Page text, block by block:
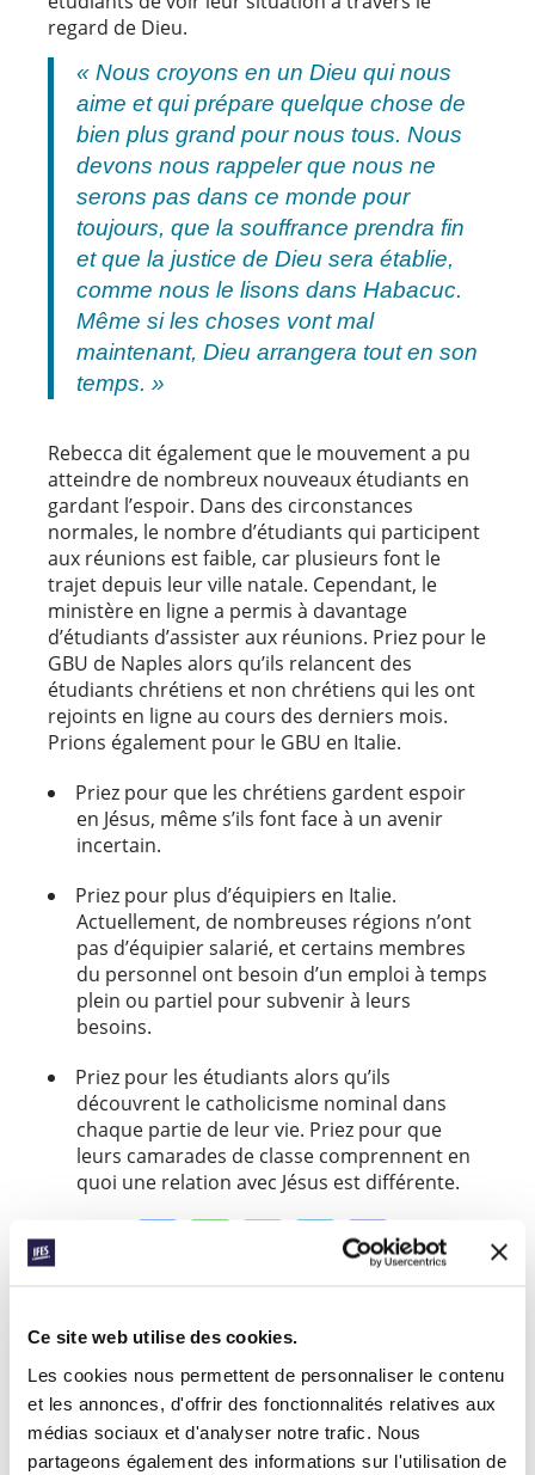
Ce site web utilise des cookies.
Les cookies nous permettent de personnaliser le contenu
et les annonces, d'offrir des fonctionnalités relatives aux
médias sociaux et d'analyser notre trafic. Nous
partageons également des informations sur l'utilisation de
regard de Dieu.
« Nous croyons en un Dieu qui nous
aime et qui prépare quelque chose de
bien plus grand pour nous tous. Nous
devons nous rappeler que nous ne
serons pas dans ce monde pour
toujours, que la souffrance prendra fin
et que la justice de Dieu sera établie,
comme nous le lisons dans Habacuc.
Même si les choses vont mal
maintenant, Dieu arrangera tout en son
temps. »
Rebecca dit également que le mouvement a pu
atteindre de nombreux nouveaux étudiants en
gardant l’espoir. Dans des circonstances
normales, le nombre d’étudiants qui participent
aux réunions est faible, car plusieurs font le
trajet depuis leur ville natale. Cependant, le
ministère en ligne a permis à davantage
d’étudiants d’assister aux réunions. Priez pour le
GBU de Naples alors qu’ils relancent des
étudiants chrétiens et non chrétiens qui les ont
rejoints en ligne au cours des derniers mois.
Prions également pour le GBU en Italie.
Priez pour que les chrétiens gardent espoir
en Jésus, même s’ils font face à un avenir
incertain.
Priez pour plus d’équipiers en Italie.
Actuellement, de nombreuses régions n’ont
pas d’équipier salarié, et certains membres
du personnel ont besoin d’un emploi à temps
plein ou partiel pour subvenir à leurs
besoins.
Priez pour les étudiants alors qu’ils
découvrent le catholicisme nominal dans
chaque partie de leur vie. Priez pour que
leurs camarades de classe comprennent en
quoi une relation avec Jésus est différente.
Partager: LinkedInTeams
« Histoire précédente
Toutes les histoires de Prayerline
Histoire suivante »